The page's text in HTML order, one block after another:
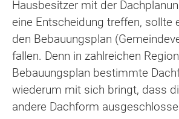
Hausbesitzer mit der
eine Entscheidung treffen, sollte
den Bebauungsplan
fallen. Denn in zahlreichen
Bebauungsplan bestimmte
wiederum mit sich bringt, dass
andere Dachform